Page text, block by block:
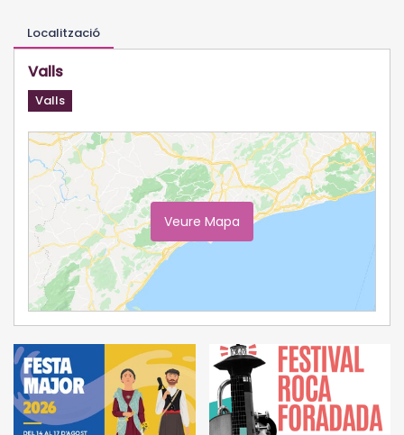
Localització
Valls
Valls
Veure Mapa